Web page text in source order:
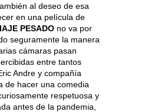
al deseo de esa
en una película de
PESADO no va por
seguramente la manera
cámaras pasan
entre tantos
Andre y compañía
de hacer una comedia
respetuosa y
antes de la pandemia,